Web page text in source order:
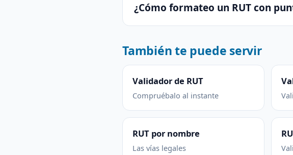
¿Cómo formateo un RUT con
También te puede servir
Validador de RUT
Compruébalo al instante
RUT por nombre
Las vías legales